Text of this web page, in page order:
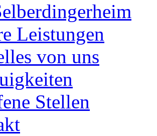
Leistungen
von uns
Stellen